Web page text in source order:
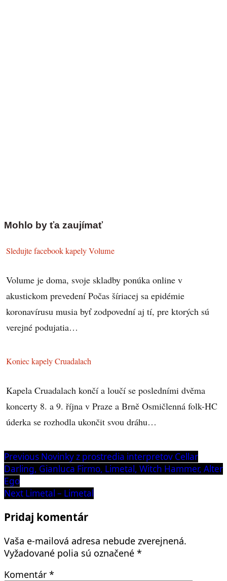
Mohlo by ťa zaujímať
Sledujte facebook kapely Volume
Volume je doma, svoje skladby ponúka online v
akustickom prevedení Počas šíriacej sa epidémie
koronavírusu musia byť zodpovední aj tí, pre ktorých sú
verejné podujatia…
Koniec kapely Cruadalach
Kapela Cruadalach končí a loučí se posledními dvěma
koncerty 8. a 9. října v Praze a Brně Osmičlenná folk-HC
úderka se rozhodla ukončit svou dráhu…
Navigácia
v
článku
Previous Previous
post:
Novinky z prostredia interpretov Cellar
Darling, Gianluca Firmo, Limetal, Witch Hammer, Alter
Ego
Next Next
Limetal – Limetal
Pridaj komentár
Vaša e-mailová adresa nebude zverejnená.
Vyžadované polia sú označené *
Komentár *